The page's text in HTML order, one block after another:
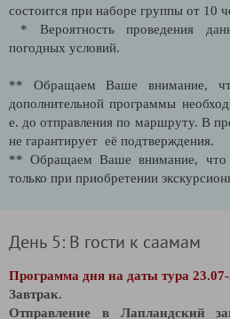
состоится при наборе группы от 10
* Вероятность проведения
погодных условий.
** Обращаем Ваше внимание,
дополнительной программы
е. до отправления по маршруту. В
не гарантирует её подтверждения.
** Обращаем Ваше внимание, что
только при приобретении
День 5: В гости к саамам
Программа дня на даты тура
Завтрак.
Отправление в Лапландский